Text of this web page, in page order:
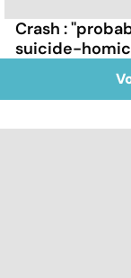
Crash :
suicide-